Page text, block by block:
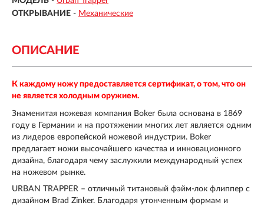
ОТКРЫВАНИЕ - Механические
ОПИСАНИЕ
К каждому ножу предоставляется сертификат, о том, что он
не является холодным оружием.
Знаменитая ножевая компания Boker была основана в 1869
году в Германии и на протяжении многих лет является одним
из лидеров европейской ножевой индустрии. Boker
предлагает ножи высочайшего качества и инновационного
дизайна, благодаря чему заслужили международный успех
на ножевом рынке.
URBAN TRAPPER – отличный титановый фэйм-лок флиппер с
дизайном Brad Zinker. Благодаря утонченным формам и